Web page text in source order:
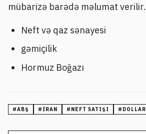
mübarizə barədə məlumat verilir.
Neft və qaz sənayesi
gəmiçilik
Hormuz Boğazı
#ABŞ # İRAN # NEFT SATIŞI # DOLLAR